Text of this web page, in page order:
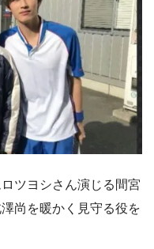
ツヨシさん演じる間宮
尚を暖かく見守る役を